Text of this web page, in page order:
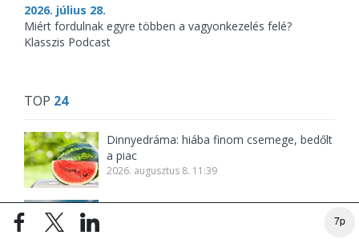
7p
2026. július 28.
Miért fordulnak egyre többen a vagyonkezelés felé?
Klasszis Podcast
TOP 24
Dinnyedráma: hiába finom csemege, bedőlt
a piac
2026. augusztus 8. 11:39
A Balatonon már sziesztáznak az éttermek